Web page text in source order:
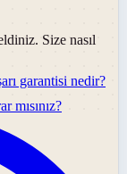
Size nasıl
garantisi nedir?
mısınız?